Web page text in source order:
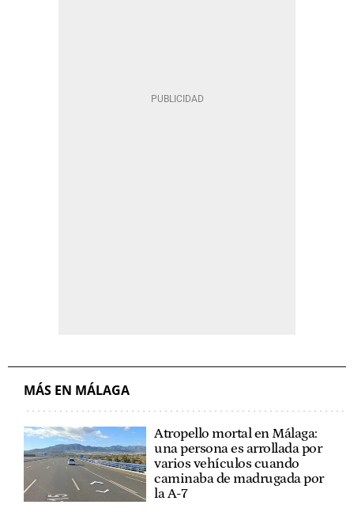
MÁS EN MÁLAGA
Atropello mortal en Málaga:
una persona es arrollada por
varios vehículos cuando
caminaba de madrugada por
la A-7